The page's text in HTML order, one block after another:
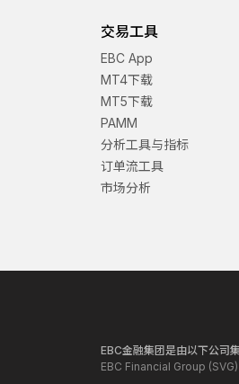
交易工具
EBC App
MT4下载
MT5下载
PAMM
分析工具与指标
订单流工具
市场分析
EBC金融集团是由以下公司
EBC Financial Group